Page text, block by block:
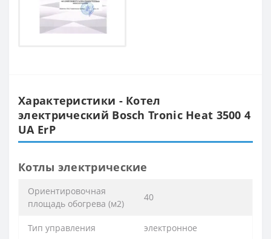
Характеристики - Котел
электрический Bosch Tronic Heat 3500 4
UA ErP
Котлы электрические
Ориентировочная
площадь обогрева (м2)
40
Тип управления электронное